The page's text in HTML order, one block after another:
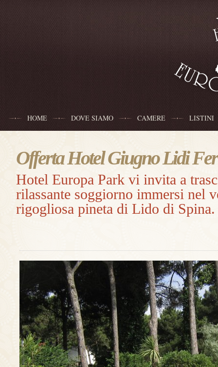
HOME DOVE SIAMO CAMERE LISTINI
Offerta Hotel Giugno Lidi
Hotel Europa Park vi invita a
rilassante soggiorno immersi nel
rigogliosa pineta di Lido di Spina.